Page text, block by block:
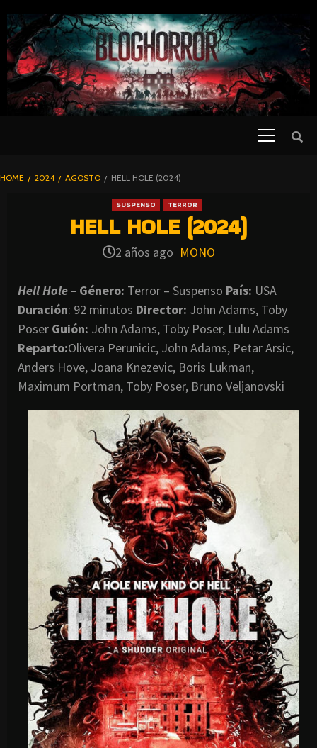
TO
CONTENT
BLOGHORROR
HOME 2024 AGOSTO HELL HOLE (2024)
SUSPENSO TERROR
HELL HOLE (2024)
2 años ago MONO
Hell Hole – Género: Terror – Suspenso País: USA
Duración: 92 minutos Director: John Adams, Toby
Poser Guión: John Adams, Toby Poser, Lulu Adams
Reparto:Olivera Perunicic, John Adams, Petar Arsic,
Anders Hove, Joana Knezevic, Boris Lukman,
Maximum Portman, Toby Poser, Bruno Veljanovski